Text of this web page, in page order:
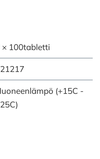
× 100tabletti
(+15C -